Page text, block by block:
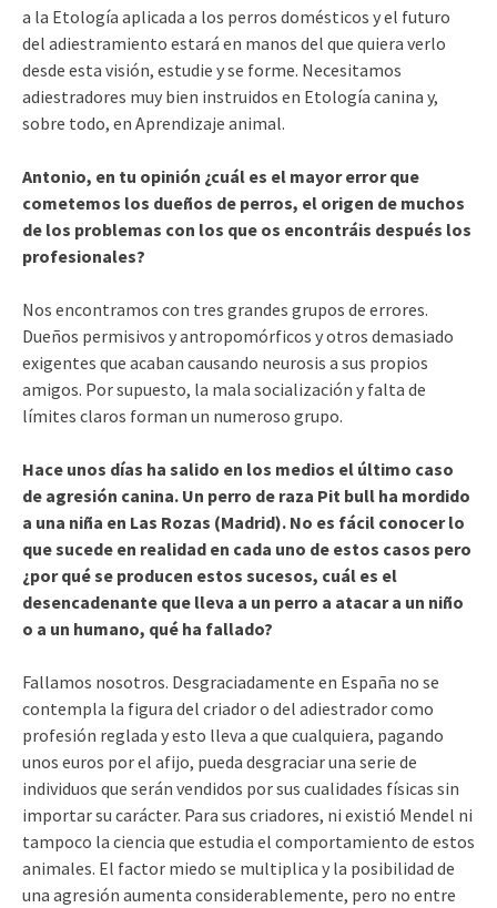
a la Etología aplicada a los perros domésticos y el futuro
del adiestramiento estará en manos del que quiera verlo
desde esta visión, estudie y se forme. Necesitamos
adiestradores muy bien instruidos en Etología canina y,
sobre todo, en Aprendizaje animal.
Antonio, en tu opinión ¿cuál es el mayor error que
cometemos los dueños de perros, el origen de muchos
de los problemas con los que os encontráis después los
profesionales?
Nos encontramos con tres grandes grupos de errores.
Dueños permisivos y antropomórficos y otros demasiado
exigentes que acaban causando neurosis a sus propios
amigos. Por supuesto, la mala socialización y falta de
límites claros forman un numeroso grupo.
Hace unos días ha salido en los medios el último caso
de agresión canina. Un perro de raza Pit bull ha mordido
a una niña en Las Rozas (Madrid). No es fácil conocer lo
que sucede en realidad en cada uno de estos casos pero
¿por qué se producen estos sucesos, cuál es el
desencadenante que lleva a un perro a atacar a un niño
o a un humano, qué ha fallado?
Fallamos nosotros. Desgraciadamente en España no se
contempla la figura del criador o del adiestrador como
profesión reglada y esto lleva a que cualquiera, pagando
unos euros por el afijo, pueda desgraciar una serie de
individuos que serán vendidos por sus cualidades físicas sin
importar su carácter. Para sus criadores, ni existió Mendel ni
tampoco la ciencia que estudia el comportamiento de estos
animales. El factor miedo se multiplica y la posibilidad de
una agresión aumenta considerablemente, pero no entre